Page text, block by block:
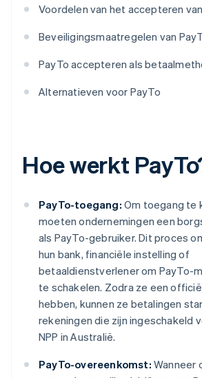
Voordelen van het accepteren
Beveiligingsmaatregelen van
PayTo accepteren als
Alternatieven voor PayTo
Hoe werkt
PayTo-toegang: Om toegang te
moeten ondernemingen een
als PayTo-gebruiker. Dit proces
hun bank, financiële instelling of
betaaldienstverlener om PayTo-
te schakelen. Zodra ze een
hebben, kunnen ze betalingen
rekeningen die zijn ingeschakeld
NPP in Australië.
PayTo-overeenkomst: Wanneer